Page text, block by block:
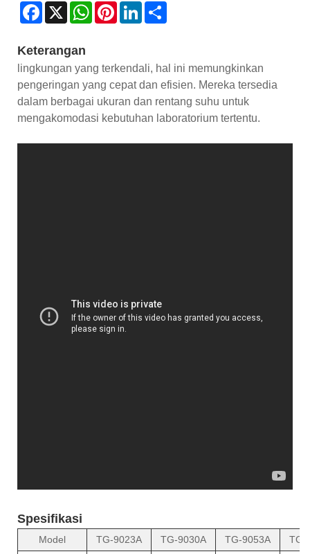
Facebook
X WhatsAppPinterestLinkedIn
Keterangan
lingkungan yang terkendali, hal ini memungkinkan
pengeringan yang cepat dan efisien. Mereka tersedia
dalam berbagai ukuran dan rentang suhu untuk
mengakomodasi kebutuhan laboratorium tertentu.
Spesifikasi
Model TG-9023A TG-9030A TG-9053A
TG-